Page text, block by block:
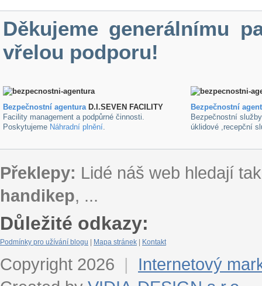
Děkujeme generálnímu
vřelou podporu!
Bezpečnostní agenturaD.I.SEVEN FACILITY
Facility management a podpůrné činnosti.
Poskytujeme Náhradní plnění.
Bezpečnostní
Bezpečnostní
úklidové ,recepční
Překlepy: Lidé náš web hledají
handikep, ...
Důležité odkazy:
Podmínky pro užívání blogu Mapa stránek Kontakt
Copyright 2026 |
Internetový